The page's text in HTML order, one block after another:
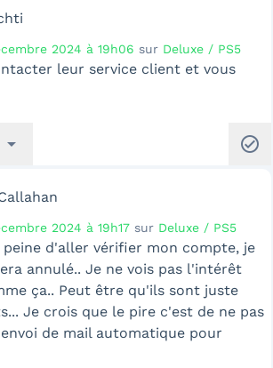
2024 à 19h06 sur Deluxe / PS5
leur service client et vous
arrow_drop_down check_circle
2024 à 19h17 sur Deluxe / PS5
peine d'aller vérifier mon compte, je
annulé.. Je ne vois pas l'intérêt
ça.. Peut être qu'ils sont juste
Je crois que le pire c'est de ne pas
de mail automatique pour